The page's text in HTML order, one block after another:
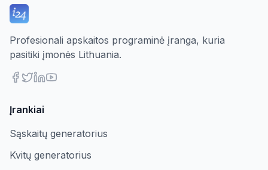
Profesionali apskaitos programinė įranga, kuria
pasitiki įmonės Lithuania.
Įrankiai
Sąskaitų generatorius
Kvitų generatorius